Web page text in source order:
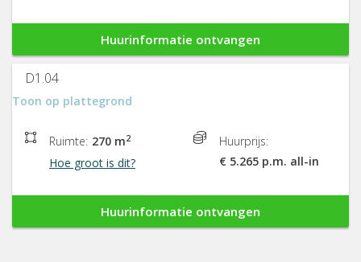
Huurinformatie ontvangen
D1.04
Toon op plattegrond
Ruimte: 270 m2
Hoe groot is dit?
Huurprijs:
€ 5.265 p.m. all-in
Huurinformatie ontvangen